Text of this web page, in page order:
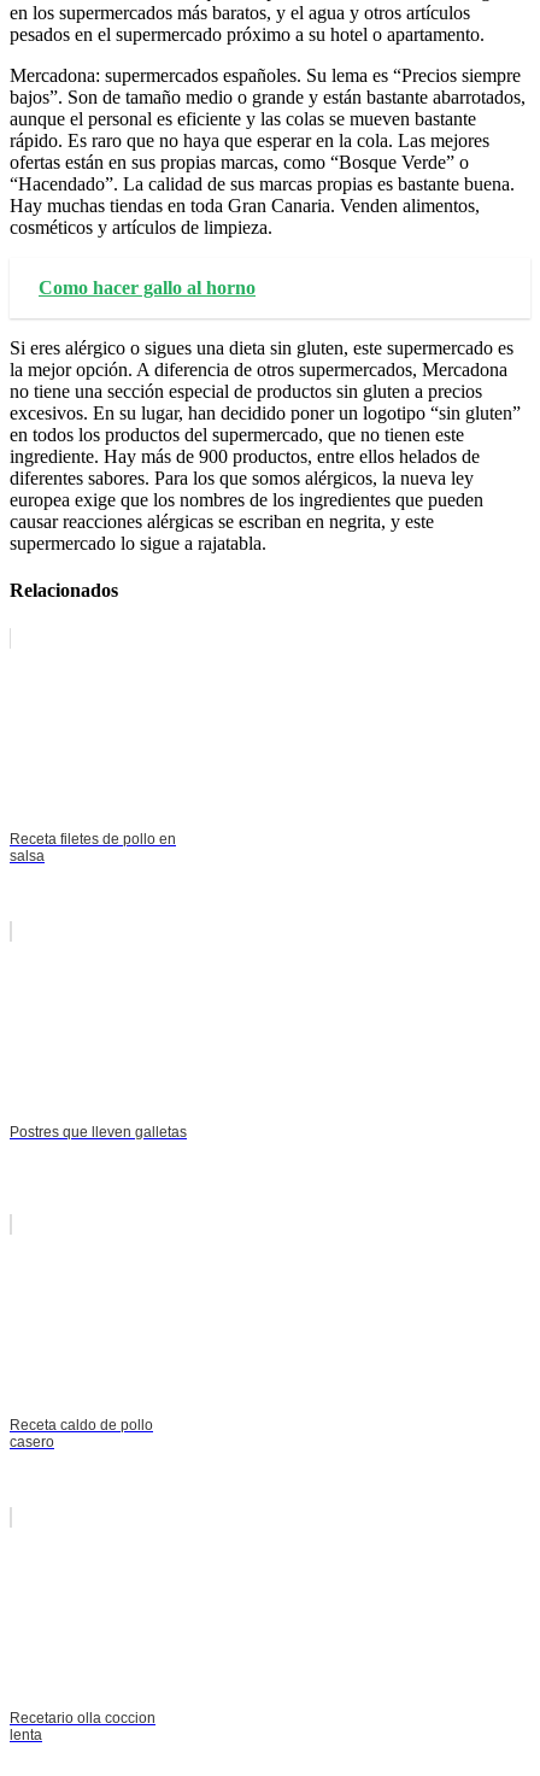
en los supermercados más baratos, y el agua y otros artículos
pesados en el supermercado próximo a su hotel o apartamento.
Mercadona: supermercados españoles. Su lema es “Precios siempre
bajos”. Son de tamaño medio o grande y están bastante abarrotados,
aunque el personal es eficiente y las colas se mueven bastante
rápido. Es raro que no haya que esperar en la cola. Las mejores
ofertas están en sus propias marcas, como “Bosque Verde” o
“Hacendado”. La calidad de sus marcas propias es bastante buena.
Hay muchas tiendas en toda Gran Canaria. Venden alimentos,
cosméticos y artículos de limpieza.
Como hacer gallo al horno
Si eres alérgico o sigues una dieta sin gluten, este supermercado es
la mejor opción. A diferencia de otros supermercados, Mercadona
no tiene una sección especial de productos sin gluten a precios
excesivos. En su lugar, han decidido poner un logotipo “sin gluten”
en todos los productos del supermercado, que no tienen este
ingrediente. Hay más de 900 productos, entre ellos helados de
diferentes sabores. Para los que somos alérgicos, la nueva ley
europea exige que los nombres de los ingredientes que pueden
causar reacciones alérgicas se escriban en negrita, y este
supermercado lo sigue a rajatabla.
Relacionados
Receta filetes de pollo en
salsa
Postres que lleven galletas
Receta caldo de pollo
casero
Recetario olla coccion
lenta